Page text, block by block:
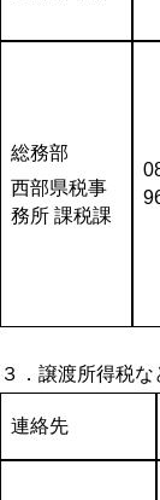
総務部
西部県税事
務所 課税課
３．譲渡所得税
連絡先